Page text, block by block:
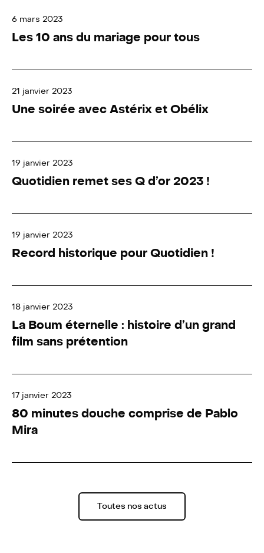
6 mars 2023
Les 10 ans du mariage pour tous
21 janvier 2023
Une soirée avec Astérix et Obélix
19 janvier 2023
Quotidien remet ses Q d’or 2023 !
19 janvier 2023
Record historique pour Quotidien !
18 janvier 2023
La Boum éternelle : histoire d’un grand
film sans prétention
17 janvier 2023
80 minutes douche comprise de Pablo
Mira
Toutes nos actus